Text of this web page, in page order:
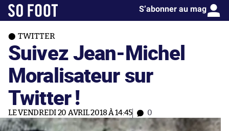
S’abonner au mag
TWITTER
Suivez Jean-Michel
Moralisateur sur
Twitter !
LE VENDREDI 20 AVRIL 2018 À 14:45 0